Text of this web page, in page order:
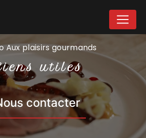
utiles
contacter
des cookies